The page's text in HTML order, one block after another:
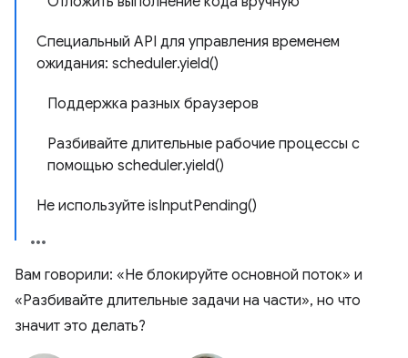
Специальный API для управления временем
ожидания: scheduler.yield()
Поддержка разных браузеров
Разбивайте длительные рабочие процессы с
помощью scheduler.yield()
Не используйте isInputPending()
Вам говорили: «Не блокируйте основной поток» и
«Разбивайте длительные задачи на части», но что
значит это делать?